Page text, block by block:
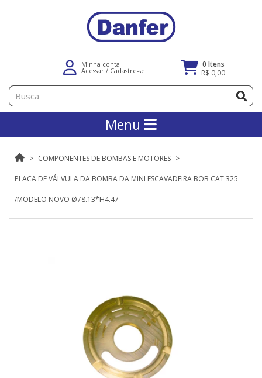
Minha conta
Acessar / Cadastre-se
0 Itens
R$ 0,00
Menu
COMPONENTES DE BOMBAS E MOTORES
PLACA DE VÁLVULA DA BOMBA DA MINI ESCAVADEIRA BOB CAT 325
/MODELO NOVO Ø78.13*H4.47